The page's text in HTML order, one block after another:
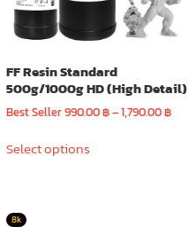
FF Resin Standard
500g/1000g HD (High Detail)
Best Seller990.00฿–1,790.00฿Price
Select optionsproduct
8k